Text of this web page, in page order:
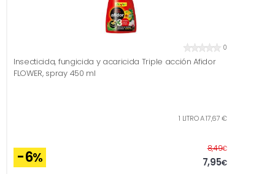
0
Insecticida, fungicida y acaricida Triple acción Afidor
FLOWER, spray 450 ml
1 LITRO A 17,67 €
-6%
8,49€Before
7,95€